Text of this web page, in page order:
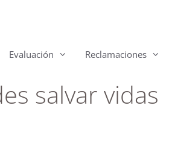
Evaluación Reclamaciones
salvar vidas